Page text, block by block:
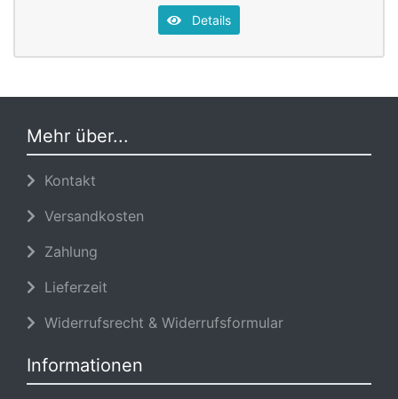
Details
Mehr über...
Kontakt
Versandkosten
Zahlung
Lieferzeit
Widerrufsrecht & Widerrufsformular
Informationen